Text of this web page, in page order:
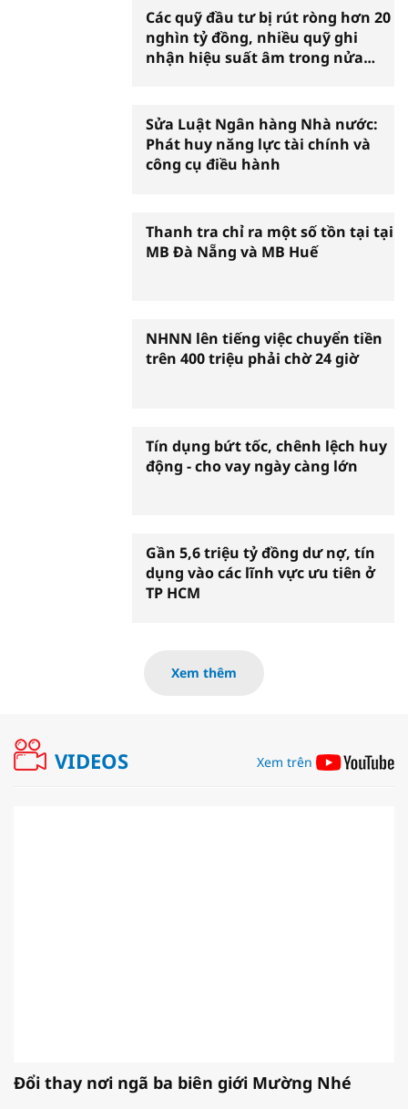
Các quỹ đầu tư bị rút ròng hơn 20
nghìn tỷ đồng, nhiều quỹ ghi
nhận hiệu suất âm trong nửa
Sửa Luật Ngân hàng Nhà nước:
Phát huy năng lực tài chính và
công cụ điều hành
Thanh tra chỉ ra một số tồn tại tại
MB Đà Nẵng và MB Huế
NHNN lên tiếng việc chuyển tiền
trên 400 triệu phải chờ 24 giờ
Tín dụng bứt tốc, chênh lệch huy
động - cho vay ngày càng lớn
Gần 5,6 triệu tỷ đồng dư nợ, tín
dụng vào các lĩnh vực ưu tiên ở
TP HCM
Xem thêm
VIDEOS Xem trên
Đổi thay nơi ngã ba biên giới Mường Nhé